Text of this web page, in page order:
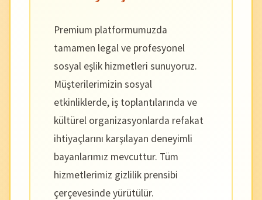
Premium platformumuzda
tamamen legal ve profesyonel
sosyal eşlik hizmetleri sunuyoruz.
Müşterilerimizin sosyal
etkinliklerde, iş toplantılarında ve
kültürel organizasyonlarda refakat
ihtiyaçlarını karşılayan deneyimli
bayanlarımız mevcuttur. Tüm
hizmetlerimiz gizlilik prensibi
çerçevesinde yürütülür.